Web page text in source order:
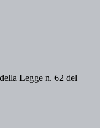
Legge n. 62 del